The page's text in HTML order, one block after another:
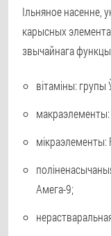
Ільняное насенне,
карысных
звычайнага
вітаміны: групы
макраэлементы:
мікраэлементы:
Амега-9;